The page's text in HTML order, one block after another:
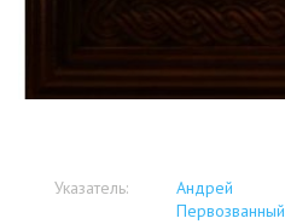
Указатель:
Андрей
Первозванный